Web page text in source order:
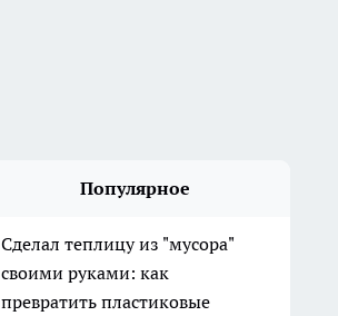
Популярное
Сделал теплицу из "мусора"
своими руками: как
превратить пластиковые